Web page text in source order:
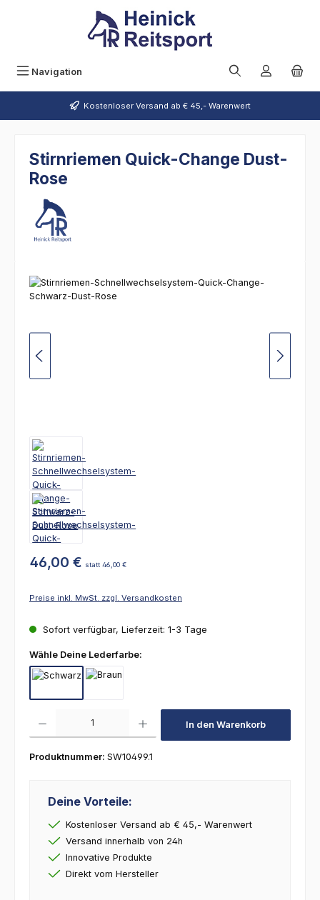
Zum Hauptinhalt springen
Navigation
Kostenloser Versand ab € 45,- Warenwert
Stirnriemen Quick-Change Dust-
Rose
Bildergalerie überspringen
46,00 € statt 46,00 €
Preise inkl. MwSt. zzgl. Versandkosten
Sofort verfügbar, Lieferzeit: 1-3 Tage
Wähle Deine Lederfarbe:
In den Warenkorb
Produktnummer: SW10499.1
Deine Vorteile:
Kostenloser Versand ab € 45,- Warenwert
Versand innerhalb von 24h
Innovative Produkte
Direkt vom Hersteller